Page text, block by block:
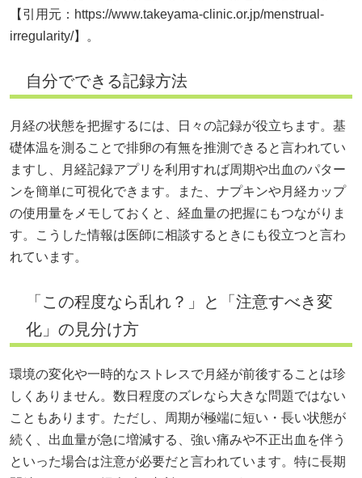
【引用元： https://www.takeyama-clinic.or.jp/menstrual-
irregularity/】。
自分でできる記録方法
月経の状態を把握するには、日々の記録が役立ちます。基
礎体温を測ることで排卵の有無を推測できると言われてい
ますし、月経記録アプリを利用すれば周期や出血のパター
ンを簡単に可視化できます。また、ナプキンや月経カップ
の使用量をメモしておくと、経血量の把握にもつながりま
す。こうした情報は医師に相談するときにも役立つと言わ
れています。
「この程度なら乱れ？」と「注意すべき変
化」の見分け方
環境の変化や一時的なストレスで月経が前後することは珍
しくありません。数日程度のズレなら大きな問題ではない
こともあります。ただし、周期が極端に短い・長い状態が
続く、出血量が急に増減する、強い痛みや不正出血を伴う
といった場合は注意が必要だと言われています。特に長期